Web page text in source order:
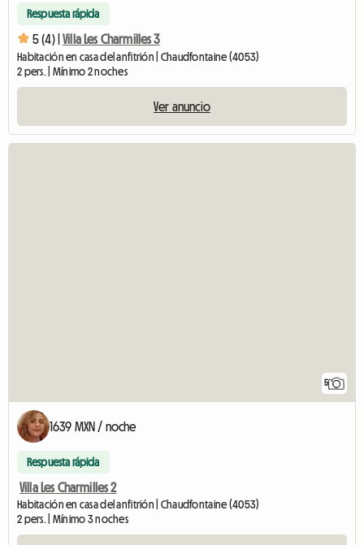
Respuesta rápida
5 (4) | Villa Les Charmilles 3
Habitación en casa del anfitrión | Chaudfontaine (4053)
2 pers. | Mínimo 2 noches
Ver anuncio
5
1639 MXN / noche
Respuesta rápida
Villa Les Charmilles 2
Habitación en casa del anfitrión | Chaudfontaine (4053)
2 pers. | Mínimo 3 noches